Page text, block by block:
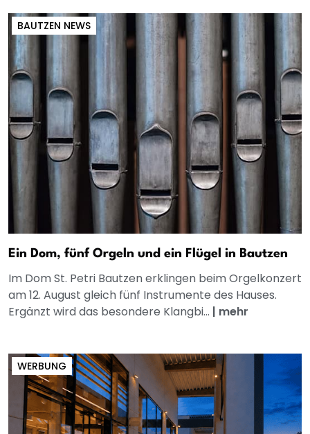
BAUTZEN NEWS
Ein Dom, fünf Orgeln und ein Flügel in Bautzen
Im Dom St. Petri Bautzen erklingen beim Orgelkonzert
am 12. August gleich fünf Instrumente des Hauses.
Ergänzt wird das besondere Klangbi... | mehr
WERBUNG